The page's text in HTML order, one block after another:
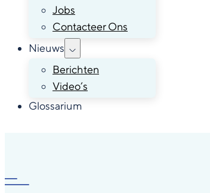
Jobs
Contacteer Ons
Nieuws
Berichten
Video’s
Glossarium